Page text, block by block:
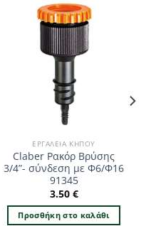
ΕΡΓΑΛΕΊΑ ΚΉΠΟΥ
Claber Ρακόρ Βρύσης
3/4”- σύνδεση με Φ6/Φ16
91345
3.50 €
Προσθήκη στο καλάθι